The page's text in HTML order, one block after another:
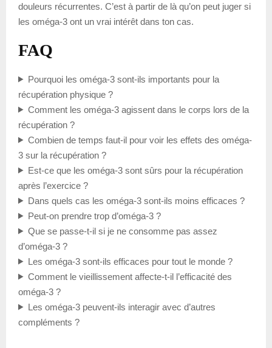
douleurs récurrentes. C’est à partir de là qu’on peut juger si
les oméga-3 ont un vrai intérêt dans ton cas.
FAQ
Pourquoi les oméga-3 sont-ils importants pour la
récupération physique ?
Comment les oméga-3 agissent dans le corps lors de la
récupération ?
Combien de temps faut-il pour voir les effets des oméga-
3 sur la récupération ?
Est-ce que les oméga-3 sont sûrs pour la récupération
après l’exercice ?
Dans quels cas les oméga-3 sont-ils moins efficaces ?
Peut-on prendre trop d’oméga-3 ?
Que se passe-t-il si je ne consomme pas assez
d’oméga-3 ?
Les oméga-3 sont-ils efficaces pour tout le monde ?
Comment le vieillissement affecte-t-il l’efficacité des
oméga-3 ?
Les oméga-3 peuvent-ils interagir avec d’autres
compléments ?